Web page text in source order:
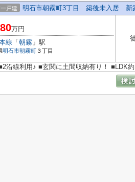
戸建 明石市朝霧町3丁目 築後未入居 新
万円
線 「 朝霧 」駅
明石市朝霧町 ３丁目
沿線利用♪ ■玄関に土間収納有り！ ■LDK